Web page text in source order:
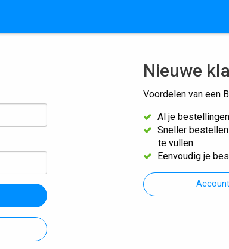
Nieuwe
Voordelen van een
Al je
Sneller
te vullen
Eenvoudig je